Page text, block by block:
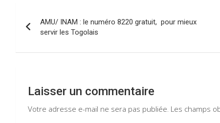
o
k
p
p
m
de
l’article
AMU/ INAM : le numéro 8220 gratuit, pour mieux
servir les Togolais
Laisser un commentaire
Votre adresse e-mail ne sera pas publiée. Les champs